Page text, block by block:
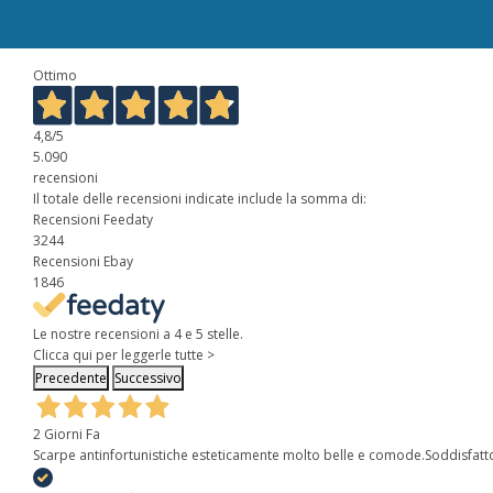
Ottimo
4,8/5
5.090
recensioni
Il totale delle recensioni indicate include la somma di:
Recensioni Feedaty
3244
Recensioni Ebay
1846
Le nostre recensioni a 4 e 5 stelle.
Clicca qui per leggerle tutte >
Precedente Successivo
2 Giorni Fa
Scarpe antinfortunistiche esteticamente molto belle e